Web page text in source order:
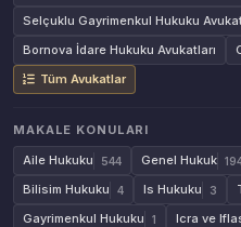
Selçuklu Gayrimenkul Hukuku
Bornova İdare Hukuku Avukatları
Tüm Avukatlar
MAKALE KONULARI
Aile Hukuku
544 Genel Hukuk
Bilisim Hukuku 4 Is Hukuku 3
Gayrimenkul Hukuku 1 Icra ve